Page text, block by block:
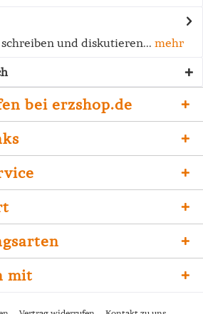
und diskutieren... mehr
bei erzshop.de
mit